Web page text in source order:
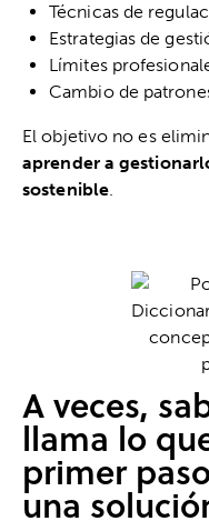
Técnicas de
Estrategias de
Límites
Cambio de
El objetivo no es
aprender a
sostenible.
A veces,
llama lo
primer
una